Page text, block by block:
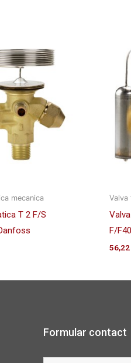
mecanica
T 2 F/S
Valva
F/
56,22
Formular contact